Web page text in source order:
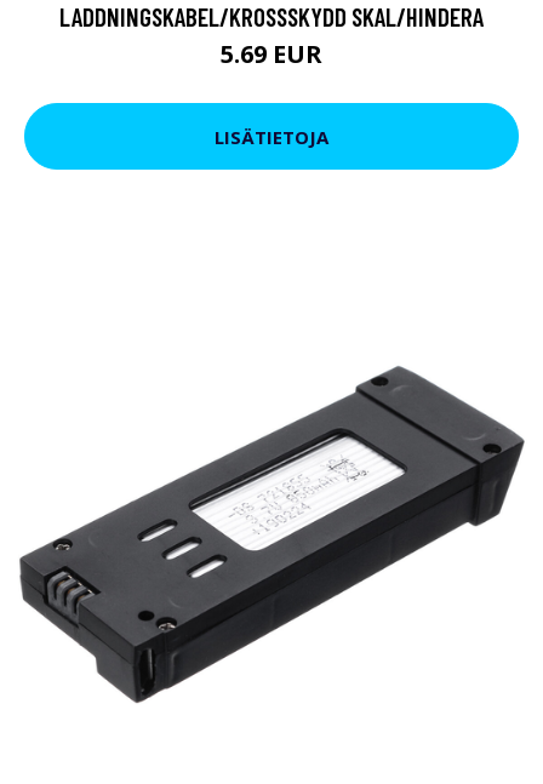
LADDNINGSKABEL/KROSSSKYDD SKAL/HINDERA
5.69 EUR
LISÄTIETOJA